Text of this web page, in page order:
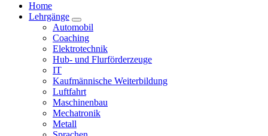
Home
Lehrgänge
Automobil
Coaching
Elektrotechnik
Hub- und Flurförderzeuge
IT
Kaufmännische Weiterbildung
Luftfahrt
Maschinenbau
Mechatronik
Metall